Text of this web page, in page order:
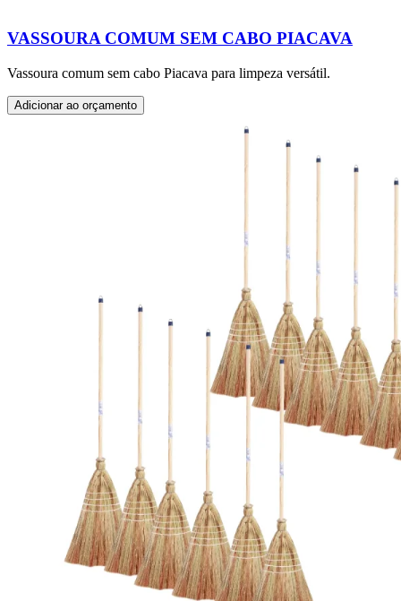
VASSOURA COMUM SEM CABO PIACAVA
Vassoura comum sem cabo Piacava para limpeza versátil.
Adicionar ao orçamento